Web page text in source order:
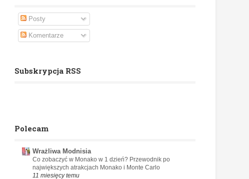
Posty
Komentarze
Subskrypcja RSS
Polecam
Wrażliwa Modnisia
Co zobaczyć w Monako w 1 dzień? Przewodnik po
największych atrakcjach Monako i Monte Carlo
11 miesięcy temu